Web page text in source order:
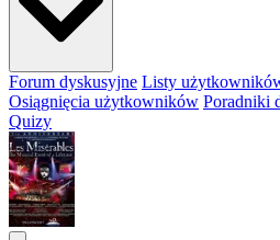
Forum dyskusyjne Listy
Osiągnięcia użytkowników Poradniki
Quizy